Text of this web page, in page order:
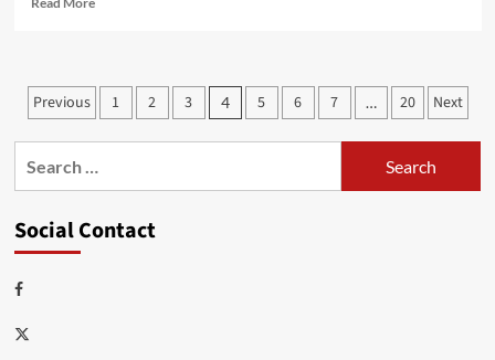
में
विधि
की
स्थिति
चौपट,
से
Posts
pagination
Previous 1 2 3 4 5 6 7 … 20 Next
Social Contact
Facebook
Twitter